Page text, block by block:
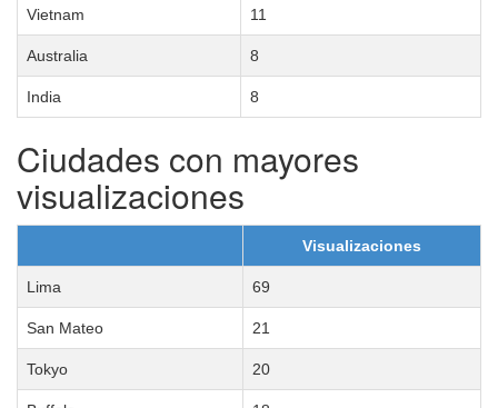
Vietnam 11
Australia 8
India 8
Ciudades con mayores
visualizaciones
Visualizaciones
Lima 69
San Mateo 21
Tokyo 20